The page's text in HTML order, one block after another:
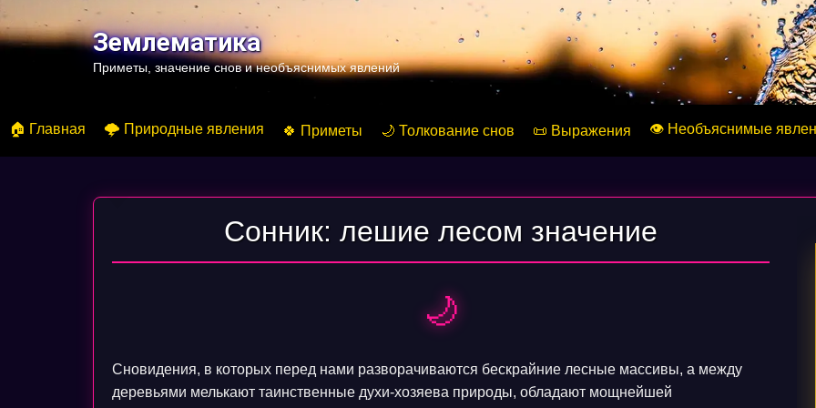
к
содержимомуЗемлематика
Приметы, значение снов и необъяснимых явлений
🏠 Главная 🌩️ Природные явления 🍀 Приметы 🌙 Толкование снов 📜 Выражения 👁️ Необъяснимые
Сонник: лешие лесом значение
🌙
Сновидения, в которых перед нами разворачиваются бескрайние лесные массивы, а между
деревьями мелькают таинственные духи-хозяева природы, обладают мощнейшей